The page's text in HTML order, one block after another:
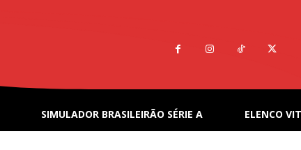
SIMULADOR BRASILEIRÃO SÉRIE A ELENCO